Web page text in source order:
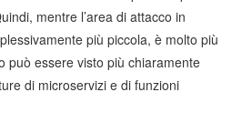
mentre l’area di attacco in
più piccola, è molto più
può essere visto più chiaramente
di microservizi e di funzioni